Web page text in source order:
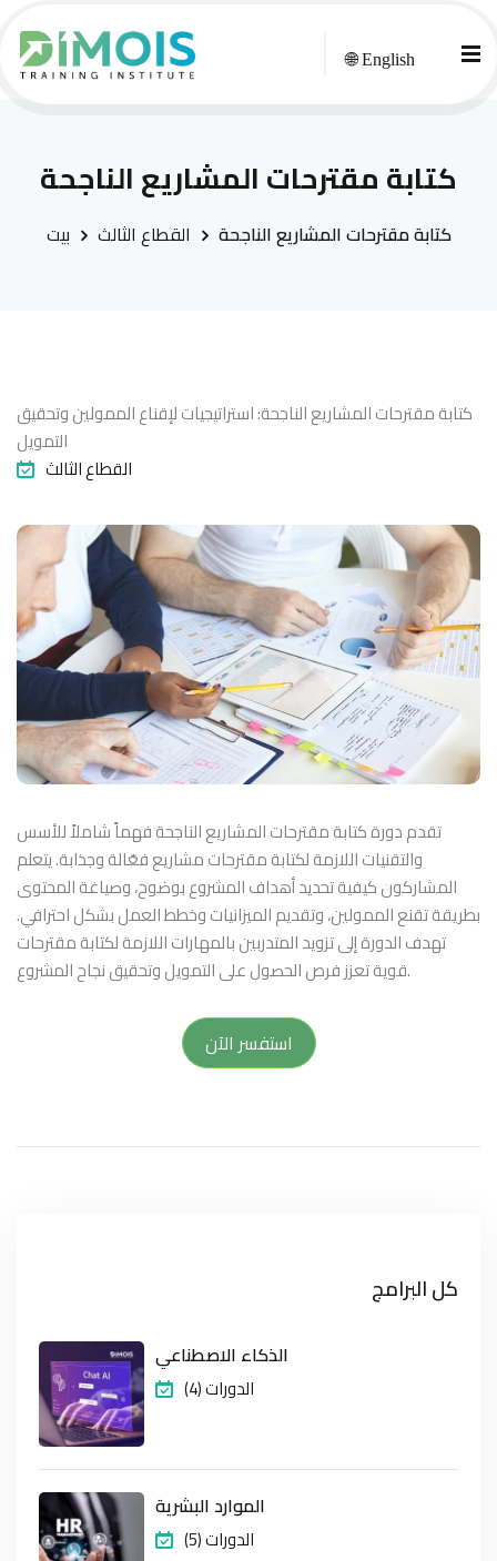
🌐 English
كتابة مقترحات المشاريع الناجحة
بيت القطاع الثالث كتابة مقترحات المشاريع الناجحة
كتابة مقترحات المشاريع الناجحة: استراتيجيات لإقناع الممولين وتحقيق
التمويل
القطاع الثالث
تقدم دورة كتابة مقترحات المشاريع الناجحة فهماً شاملاً للأسس
والتقنيات اللازمة لكتابة مقترحات مشاريع فعّالة وجذابة. يتعلم
المشاركون كيفية تحديد أهداف المشروع بوضوح، وصياغة المحتوى
بطريقة تقنع الممولين، وتقديم الميزانيات وخطط العمل بشكل احترافي.
تهدف الدورة إلى تزويد المتدربين بالمهارات اللازمة لكتابة مقترحات
قوية تعزز فرص الحصول على التمويل وتحقيق نجاح المشروع.
استفسر الآن
كل البرامج
الذكاء الاصطناعي
(4) الدورات
الموارد البشرية
(5) الدورات